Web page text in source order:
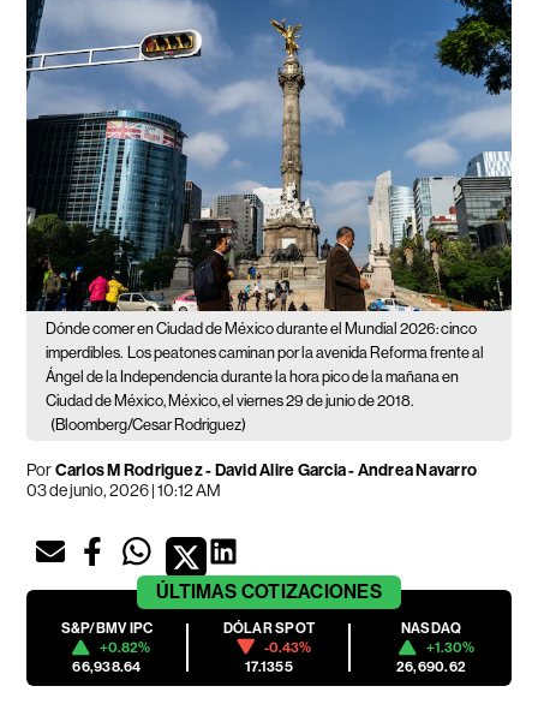
Dónde comer en Ciudad de México durante el Mundial 2026: cinco
imperdibles.
Los peatones caminan por la avenida Reforma frente al
Ángel de la Independencia durante la hora pico de la mañana en
Ciudad de México, México, el viernes 29 de junio de 2018.
(Bloomberg/Cesar Rodriguez)
PorCarlos M Rodriguez - David Alire Garcia - Andrea Navarro
03 de junio, 2026 | 10:12 AM
ÚLTIMAS COTIZACIONES
S&P/BMV IPC
+0.82%
66,938.64
DÓLAR SPOT
-0.43%
17.1355
NASDAQ
+1.30%
26,690.62